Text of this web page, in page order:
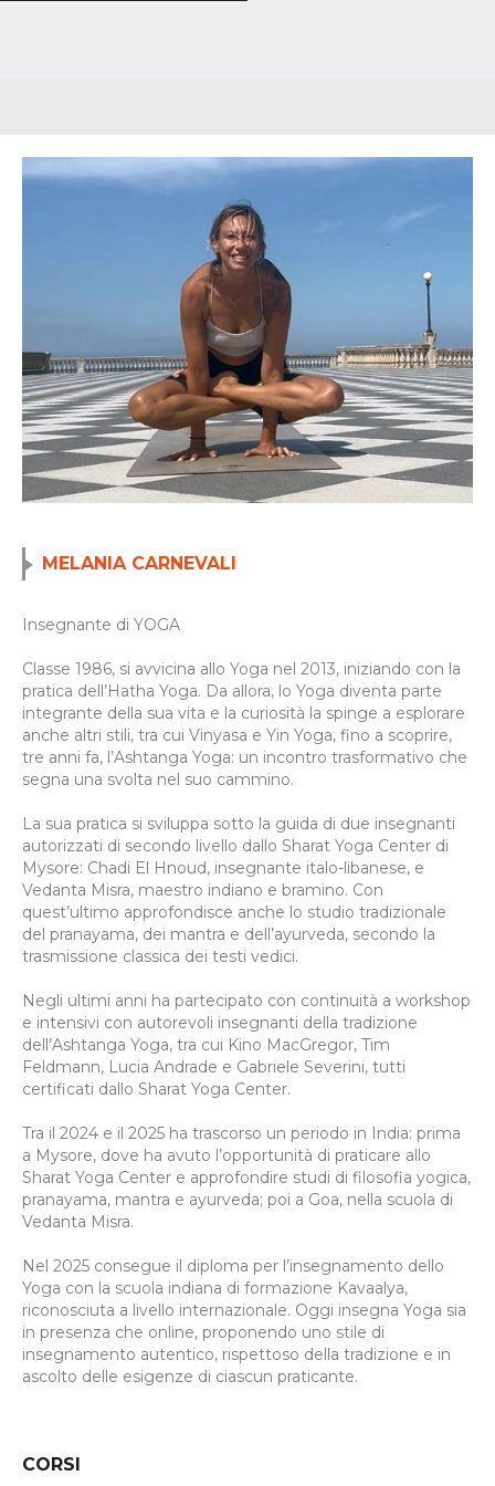
MELANIA CARNEVALI
Insegnante di YOGA
Classe 1986, si avvicina allo Yoga nel 2013, iniziando con la
pratica dell’Hatha Yoga. Da allora, lo Yoga diventa parte
integrante della sua vita e la curiosità la spinge a esplorare
anche altri stili, tra cui Vinyasa e Yin Yoga, fino a scoprire,
tre anni fa, l’Ashtanga Yoga: un incontro trasformativo che
segna una svolta nel suo cammino.
La sua pratica si sviluppa sotto la guida di due insegnanti
autorizzati di secondo livello dallo Sharat Yoga Center di
Mysore: Chadi El Hnoud, insegnante italo-libanese, e
Vedanta Misra, maestro indiano e bramino. Con
quest’ultimo approfondisce anche lo studio tradizionale
del pranayama, dei mantra e dell’ayurveda, secondo la
trasmissione classica dei testi vedici.
Negli ultimi anni ha partecipato con continuità a workshop
e intensivi con autorevoli insegnanti della tradizione
dell’Ashtanga Yoga, tra cui Kino MacGregor, Tim
Feldmann, Lucia Andrade e Gabriele Severini, tutti
certificati dallo Sharat Yoga Center.
Tra il 2024 e il 2025 ha trascorso un periodo in India: prima
a Mysore, dove ha avuto l’opportunità di praticare allo
Sharat Yoga Center e approfondire studi di filosofia yogica,
pranayama, mantra e ayurveda; poi a Goa, nella scuola di
Vedanta Misra.
Nel 2025 consegue il diploma per l’insegnamento dello
Yoga con la scuola indiana di formazione Kavaalya,
riconosciuta a livello internazionale. Oggi insegna Yoga sia
in presenza che online, proponendo uno stile di
insegnamento autentico, rispettoso della tradizione e in
ascolto delle esigenze di ciascun praticante.
CORSI